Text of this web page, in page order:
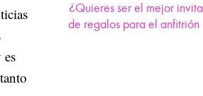
¿Quieres ser el mejor
de regalos para el anfitrión